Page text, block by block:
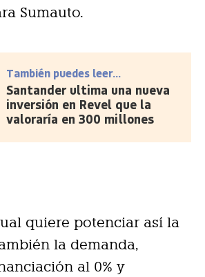
Sumauto.
También puedes leer...
Santander ultima una nueva
inversión en Revel que la
valoraría en 300 millones
quiere potenciar así la
la demanda,
al 0% y